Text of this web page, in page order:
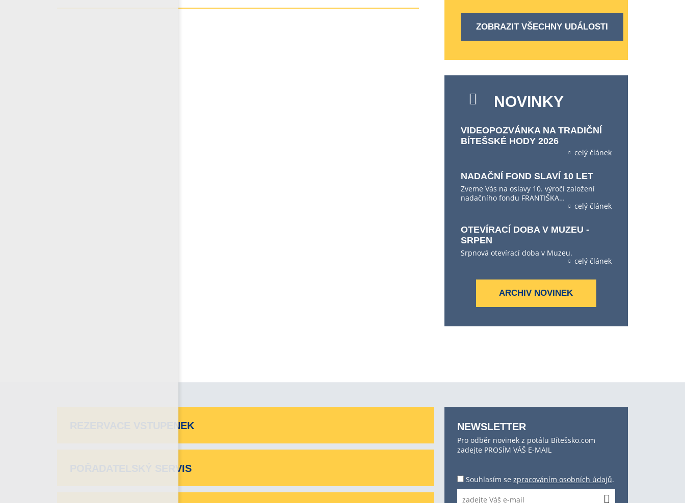
ZOBRAZIT VŠECHNY UDÁLOSTI
NOVINKY
VIDEOPOZVÁNKA NA TRADIČNÍ
BÍTEŠSKÉ HODY 2026
celý článek
NADAČNÍ FOND SLAVÍ 10 LET
Zveme Vás na oslavy 10. výročí založení
nadačního fondu FRANTIŠKA…
celý článek
OTEVÍRACÍ DOBA V MUZEU -
SRPEN
Srpnová otevírací doba v Muzeu.
celý článek
ARCHIV NOVINEK
REZERVACE VSTUPENEK
POŘADATELSKÝ SERVIS
NEWSLETTER
Pro odběr novinek z potálu Bítešsko.com
zadejte PROSÍM VÁŠ E-MAIL
Souhlasím se zpracováním osobních údajů.